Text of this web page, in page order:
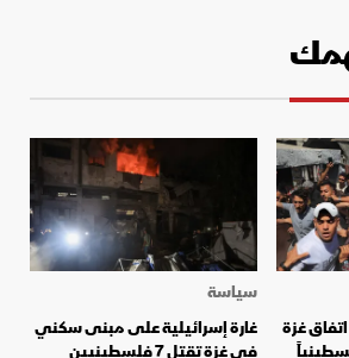
غزة
20 فلسطينياً
سياسة
غارة إسرائيلية على مبنى سكني
في غزة تقتل 7 فلسطينيين